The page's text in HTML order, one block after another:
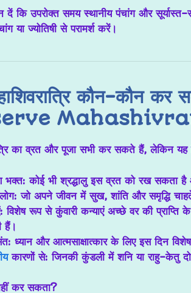
दें कि उपरोक्त समय स्थानीय पंचांग और
या ज्योतिषी से परामर्श करें।
कौन-कौन
का व्रत और पूजा सभी कर सकते हैं, लेकिन
भक्त: कोई भी श्रद्धालु इस व्रत को रख सकता
जो अपने जीवन में सुख, शांति और समृद्धि
विशेष रूप से कुंवारी कन्याएं अच्छे वर की प्राप्ति
हैं।
ध्यान और आत्मसाक्षात्कार के लिए इस दिन
कारणों से: जिनकी कुंडली में शनि या राहु-केतु
कर सकता?